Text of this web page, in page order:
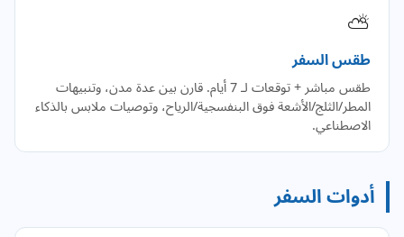
⛅
طقس السفر
طقس مباشر + توقعات لـ 7 أيام. قارن بين عدة مدن، وتنبيهات
المطر/الثلج/الأشعة فوق البنفسجية/الرياح، وتوصيات ملابس بالذكاء
الاصطناعي.
أدوات السفر